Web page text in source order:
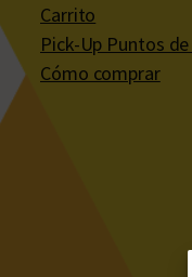
Carrito
Pick-Up Puntos
Cómo comprar